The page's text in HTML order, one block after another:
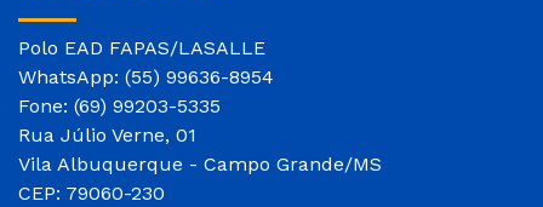
Polo EAD FAPAS/LASALLE
WhatsApp: (55) 99636-8954
Fone: (69) 99203-5335
Rua Júlio Verne, 01
Vila Albuquerque - Campo Grande/MS
CEP: 79060-230